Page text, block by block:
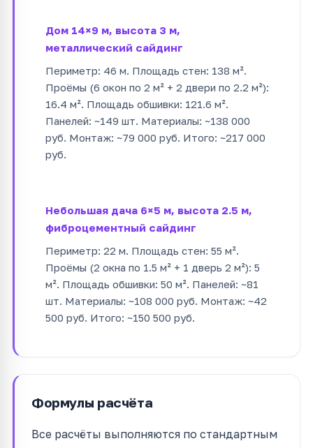
Дом 14×9 м, высота 3 м,
металлический сайдинг
Периметр: 46 м. Площадь стен: 138 м².
Проёмы (6 окон по 2 м² + 2 двери по 2.2 м²):
16.4 м². Площадь обшивки: 121.6 м².
Панелей: ~149 шт. Материалы: ~138 000
руб. Монтаж: ~79 000 руб. Итого: ~217 000
руб.
Небольшая дача 6×5 м, высота 2.5 м,
фиброцементный сайдинг
Периметр: 22 м. Площадь стен: 55 м².
Проёмы (2 окна по 1.5 м² + 1 дверь 2 м²): 5
м². Площадь обшивки: 50 м². Панелей: ~81
шт. Материалы: ~108 000 руб. Монтаж: ~42
500 руб. Итого: ~150 500 руб.
Формулы расчёта
Все расчёты выполняются по стандартным